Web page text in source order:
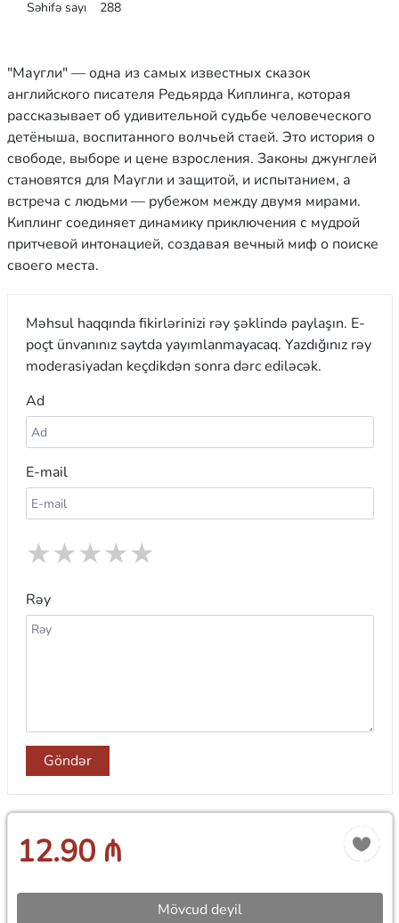
Səhifə sayı 288
"Маугли" — одна из самых известных сказок
английского писателя Редьярда Киплинга, которая
рассказывает об удивительной судьбе человеческого
детёныша, воспитанного волчьей стаей. Это история о
свободе, выборе и цене взросления. Законы джунглей
становятся для Маугли и защитой, и испытанием, а
встреча с людьми — рубежом между двумя мирами.
Киплинг соединяет динамику приключения с мудрой
притчевой интонацией, создавая вечный миф о поиске
своего места.
Məhsul haqqında fikirlərinizi rəy şəklində paylaşın. E-
poçt ünvanınız saytda yayımlanmayacaq. Yazdığınız rəy
moderasiyadan keçdikdən sonra dərc ediləcək.
Ad
E-mail
★
★
★
★
★
Rəy
Göndər
12.90 ₼
Mövcud deyil